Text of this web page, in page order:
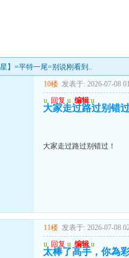
】=平特一尾=别说刚看到..
10楼 发表于: 2026-07-08
u 回复 u 编辑 u
大家走过路过别错过
大家走过路过别错过！
11楼 发表于: 2026-07-08
u 回复 u 编辑 u
太棒了高手，你為